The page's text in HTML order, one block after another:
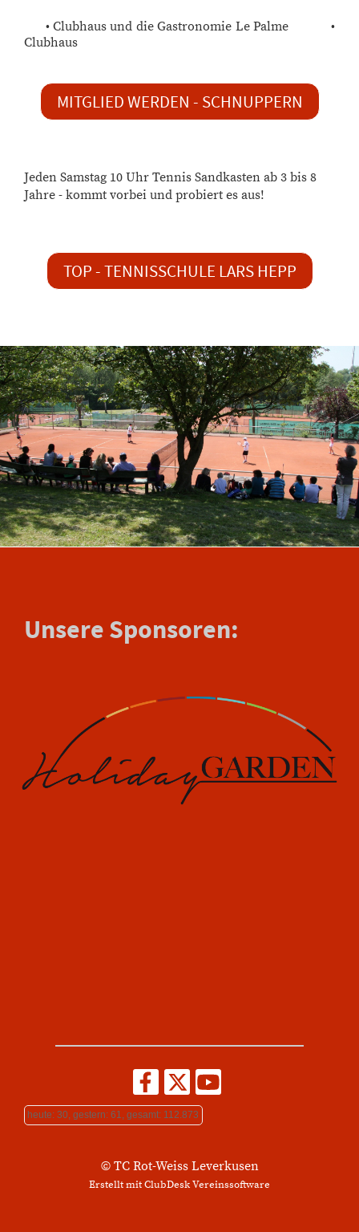
• Clubhaus und die Gastronomie Le Palme
•
Clubhaus
MITGLIED WERDEN - SCHNUPPERN
Jeden Samstag 10 Uhr Tennis Sandkasten ab 3 bis 8
Jahre - kommt vorbei und probiert es aus!
TOP - TENNISSCHULE LARS HEPP
Unsere Sponsoren:
heute: 30, gestern: 61, gesamt: 112.873
© TC Rot-Weiss Leverkusen
Erstellt mit ClubDesk Vereinssoftware